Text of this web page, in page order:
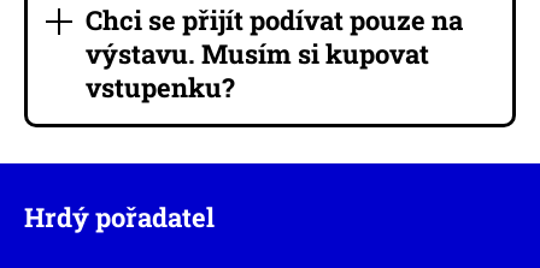
Chci se přijít podívat pouze na
výstavu. Musím si kupovat
vstupenku?
Hrdý pořadatel